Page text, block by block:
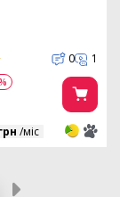
0
1
/міс 3 3